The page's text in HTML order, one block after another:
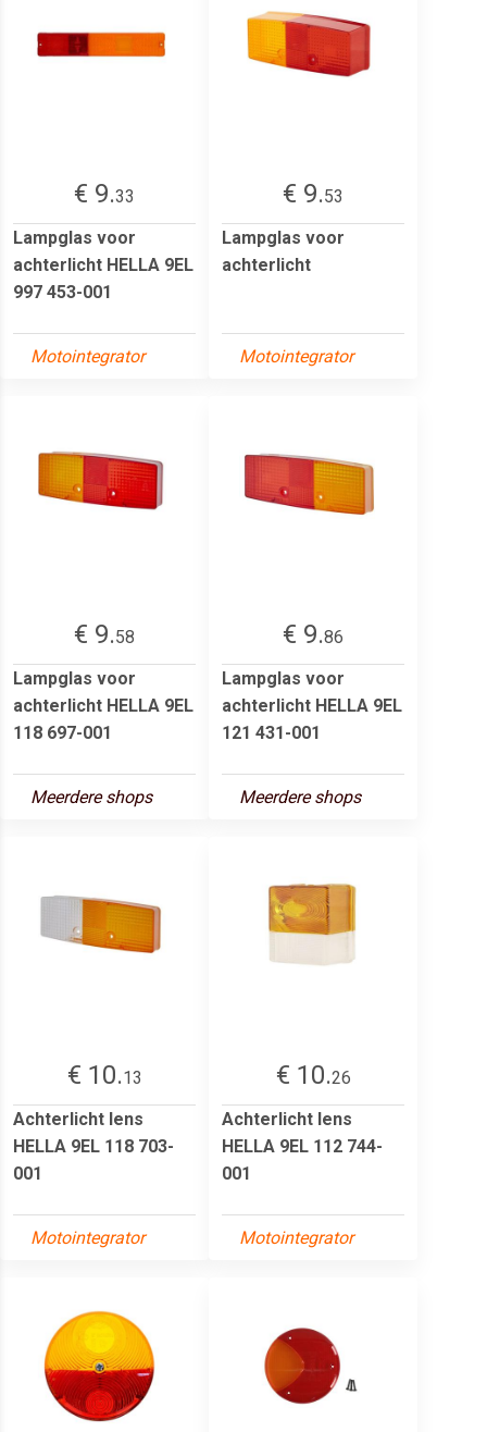
€ 9.33
Lampglas voor
achterlicht HELLA 9EL
997 453-001
Motointegrator
€ 9.53
Lampglas voor
achterlicht
Motointegrator
€ 9.58
Lampglas voor
achterlicht HELLA 9EL
118 697-001
Meerdere shops
€ 9.86
Lampglas voor
achterlicht HELLA 9EL
121 431-001
Meerdere shops
€ 10.13
Achterlicht lens
HELLA 9EL 118 703-
001
Motointegrator
€ 10.26
Achterlicht lens
HELLA 9EL 112 744-
001
Motointegrator